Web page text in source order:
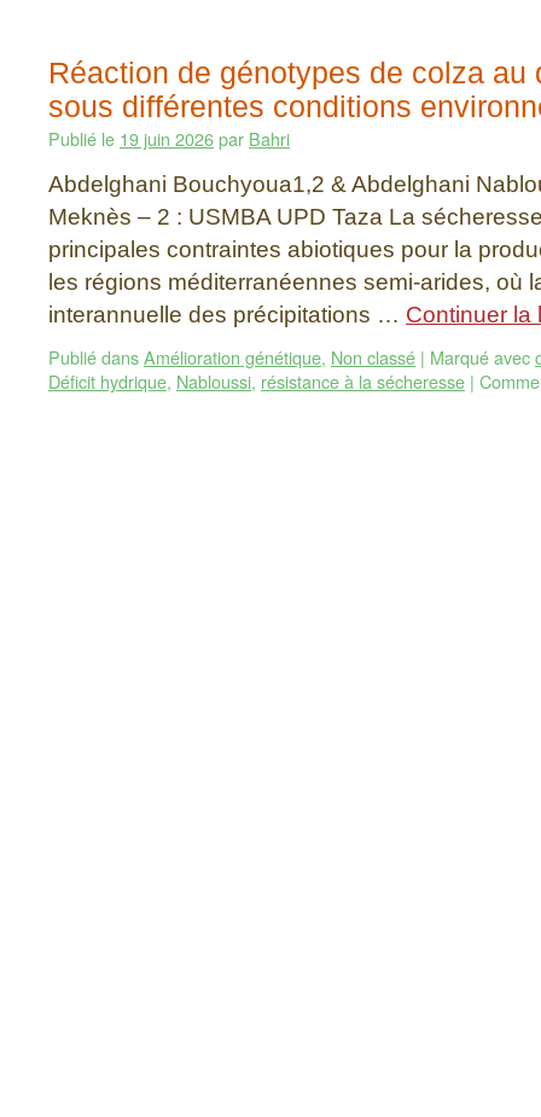
Réaction de génotypes de colza au
sous différentes conditions
Publié le 19 juin 2026par Bahri
Abdelghani Bouchyoua1,2 & Abdelghani
Meknès – 2 : USMBA UPD Taza La
principales contraintes abiotiques pour la
les régions méditerranéennes semi-arides, où
interannuelle des précipitations … Continuer
Publié dansAmélioration génétique, Non classé | Marqué avec
Déficit hydrique, Nabloussi, résistance à la sécheresse |